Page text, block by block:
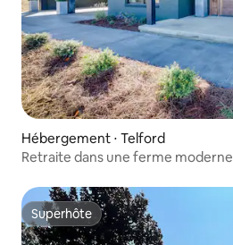
Hébergement ⋅ Telford
Retraite dans une ferme moderne
Superhôte
Superhôte